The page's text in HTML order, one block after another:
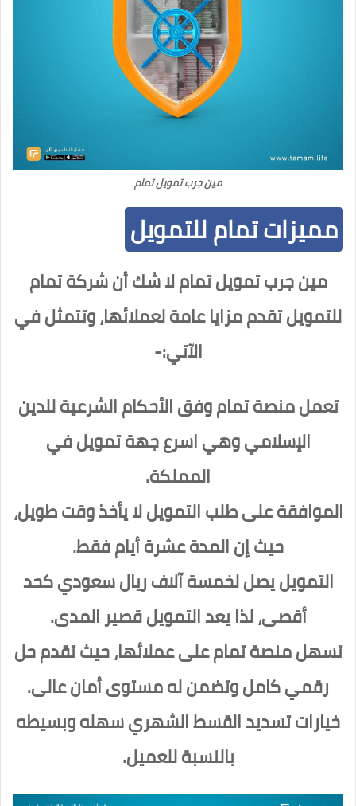
مين جرب تمويل تمام
مميزات تمام للتمويل
مين جرب تمويل تمام لا شك أن شركة تمام
للتمويل تقدم مزايا عامة لعملائها، وتتمثل في
الآتي:-
تعمل منصة تمام وفق الأحكام الشرعية للدين
الإسلامي وهي اسرع جهة تمويل في
المملكة.
الموافقة على طلب التمويل لا يأخذ وقت طويل،
حيث إن المدة عشرة أيام فقط.
التمويل يصل لخمسة آلاف ريال سعودي كحد
أقصى، لذا يعد التمويل قصير المدى.
تسهل منصة تمام على عملائها، حيث تقدم حل
رقمي كامل وتضمن له مستوى أمان عالى.
خيارات تسديد القسط الشهري سهله وبسيطه
بالنسبة للعميل.